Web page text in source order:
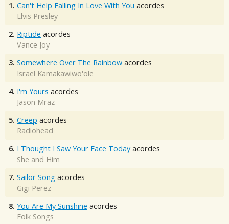
1. Can't Help Falling In Love With You acordes
Elvis Presley
2. Riptide acordes
Vance Joy
3. Somewhere Over The Rainbow acordes
Israel Kamakawiwo'ole
4. I'm Yours acordes
Jason Mraz
5. Creep acordes
Radiohead
6. I Thought I Saw Your Face Today acordes
She and Him
7. Sailor Song acordes
Gigi Perez
8. You Are My Sunshine acordes
Folk Songs